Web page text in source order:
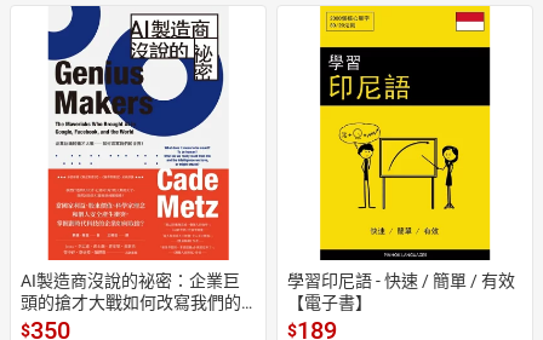
AI製造商沒說的祕密：企業巨
頭的搶才大戰如何改寫我們的
世界？【電子書】
$350
學習印尼語 - 快速 / 簡單 / 有效
【電子書】
$189